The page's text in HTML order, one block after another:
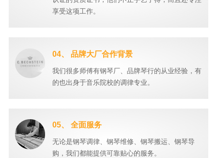
享受这项工作。
04、 品牌大厂合作背景
我们很多师傅有钢琴厂、品牌琴行的从业经验，有
的也出身于音乐院校的调律专业。
05、 全面服务
无论是钢琴调律、钢琴维修、钢琴搬运、钢琴导
购，我们都能提供可靠贴心的服务。